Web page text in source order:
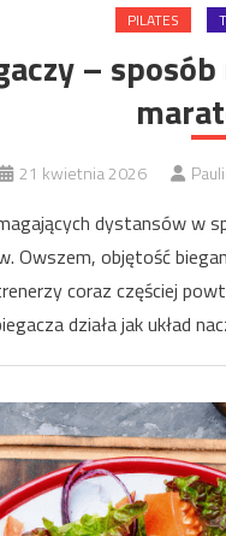
PILATES
–
21 kwietnia 2026
dystansów w
Owszem, objętość
coraz częściej
działa jak układ